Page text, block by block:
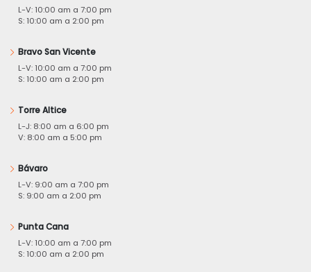
L-V: 10:00 am a 7:00 pm
S: 10:00 am a 2:00 pm
Bravo San Vicente
L-V: 10:00 am a 7:00 pm
S: 10:00 am a 2:00 pm
Torre Altice
L-J: 8:00 am a 6:00 pm
V: 8:00 am a 5:00 pm
Bávaro
L-V: 9:00 am a 7:00 pm
S: 9:00 am a 2:00 pm
Punta Cana
L-V: 10:00 am a 7:00 pm
S: 10:00 am a 2:00 pm